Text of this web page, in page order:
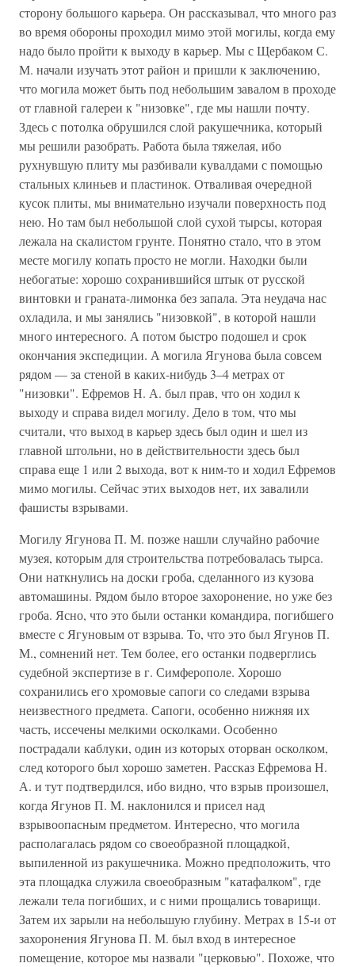
сторону большого карьера. Он рассказывал, что много раз
во время обороны проходил мимо этой могилы, когда ему
надо было пройти к выходу в карьер. Мы с Щербаком С.
М. начали изучать этот район и пришли к заключению,
что могила может быть под небольшим завалом в проходе
от главной галереи к "низовке", где мы нашли почту.
Здесь с потолка обрушился слой ракушечника, который
мы решили разобрать. Работа была тяжелая, ибо
рухнувшую плиту мы разбивали кувалдами с помощью
стальных клиньев и пластинок. Отваливая очередной
кусок плиты, мы внимательно изучали поверхность под
нею. Но там был небольшой слой сухой тырсы, которая
лежала на скалистом грунте. Понятно стало, что в этом
месте могилу копать просто не могли. Находки были
небогатые: хорошо сохранившийся штык от русской
винтовки и граната-лимонка без запала. Эта неудача нас
охладила, и мы занялись "низовкой", в которой нашли
много интересного. А потом быстро подошел и срок
окончания экспедиции. А могила Ягунова была совсем
рядом — за стеной в каких-нибудь 3–4 метрах от
"низовки". Ефремов Н. А. был прав, что он ходил к
выходу и справа видел могилу. Дело в том, что мы
считали, что выход в карьер здесь был один и шел из
главной штольни, но в действительности здесь был
справа еще 1 или 2 выхода, вот к ним-то и ходил Ефремов
мимо могилы. Сейчас этих выходов нет, их завалили
фашисты взрывами.
Могилу Ягунова П. М. позже нашли случайно рабочие
музея, которым для строительства потребовалась тырса.
Они наткнулись на доски гроба, сделанного из кузова
автомашины. Рядом было второе захоронение, но уже без
гроба. Ясно, что это были останки командира, погибшего
вместе с Ягуновым от взрыва. То, что это был Ягунов П.
М., сомнений нет. Тем более, его останки подверглись
судебной экспертизе в г. Симферополе. Хорошо
сохранились его хромовые сапоги со следами взрыва
неизвестного предмета. Сапоги, особенно нижняя их
часть, иссечены мелкими осколками. Особенно
пострадали каблуки, один из которых оторван осколком,
след которого был хорошо заметен. Рассказ Ефремова Н.
А. и тут подтвердился, ибо видно, что взрыв произошел,
когда Ягунов П. М. наклонился и присел над
взрывоопасным предметом. Интересно, что могила
располагалась рядом со своеобразной площадкой,
выпиленной из ракушечника. Можно предположить, что
эта площадка служила своеобразным "катафалком", где
лежали тела погибших, и с ними прощались товарищи.
Затем их зарыли на небольшую глубину. Метрах в 15-и от
захоронения Ягунова П. М. был вход в интересное
помещение, которое мы назвали "церковью". Похоже, что